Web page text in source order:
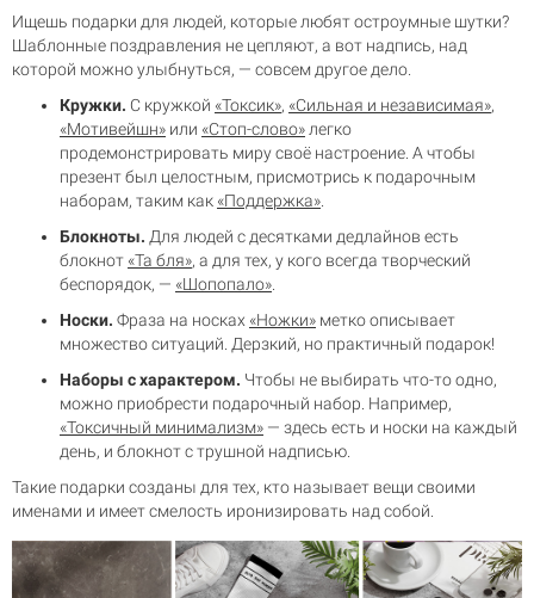
Ищешь подарки для людей, которые любят остроумные шутки?
Шаблонные поздравления не цепляют, а вот надпись, над
которой можно улыбнуться, — совсем другое дело.
Кружки. С кружкой «Токсик», «Сильная и независимая»,
«Мотивейшн» или «Стоп-слово» легко
продемонстрировать миру своё настроение. А чтобы
презент был целостным, присмотрись к подарочным
наборам, таким как «Поддержка»
Блокноты. Для людей с десятками дедлайнов есть
блокнот «Та бля», а для тех, у кого всегда творческий
беспорядок, — «Шопопало»
Носки. Фраза на носках «Ножки» метко описывает
множество ситуаций. Дерзкий, но практичный подарок!
Наборы с характером. Чтобы не выбирать что-то одно,
можно приобрести подарочный набор. Например,
«Токсичный минимализм» — здесь есть и носки на каждый
день, и блокнот с трушной надписью.
Такие подарки созданы для тех, кто называет вещи своими
именами и имеет смелость иронизировать над собой.